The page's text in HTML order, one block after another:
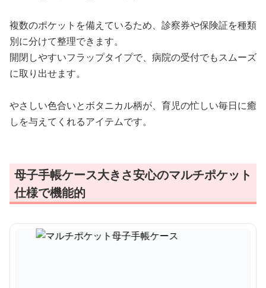
複数のポケットを備えているため、診察券や保険証を種類
別に分けて整理できます。
開閉しやすいフラップタイプで、病院の受付でもスムーズ
に取り出せます。
やさしい色合いとボタニカル柄が、育児の忙しい毎日に癒
しを与えてくれるアイテムです。
母子手帳ケース大きさ安心のマルチポケット
仕様で機能的